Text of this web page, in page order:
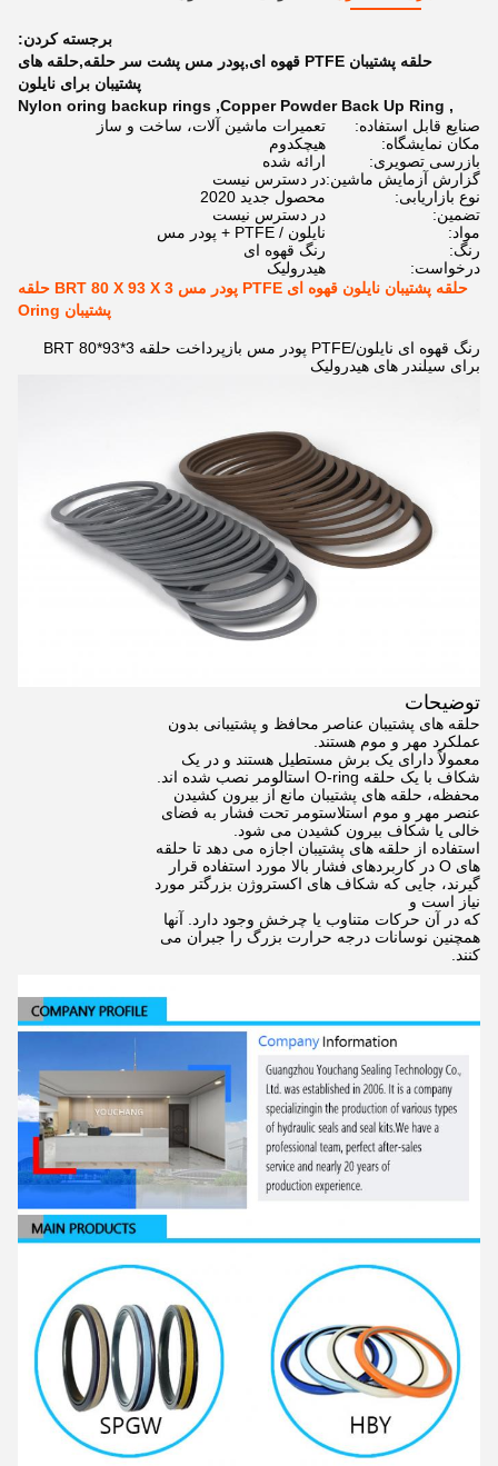
برجسته کردن:
حلقه پشتیبان PTFE قهوه ای,پودر مس پشت سر حلقه,حلقه های
پشتیبان برای نایلون
,
Copper Powder Back Up Ring
,
Nylon oring backup rings
صنایع قابل استفاده:
تعمیرات ماشین آلات، ساخت و ساز
مکان نمایشگاه:
هيچکدوم
بازرسی تصویری:
ارائه شده
گزارش آزمایش ماشین:در دسترس نیست
نوع بازاریابی:
محصول جدید 2020
تضمین:
در دسترس نیست
مواد:
نایلون / PTFE + پودر مس
رنگ:
رنگ قهوه ای
درخواست:
هیدرولیک
حلقه پشتیبان نایلون قهوه ای PTFE پودر مس BRT 80 X 93 X 3 حلقه
پشتیبان Oring
رنگ قهوه ای نایلون/PTFE پودر مس بازپرداخت حلقه BRT 80*93*3
برای سیلندر های هیدرولیک
توضیحات
حلقه های پشتیبان عناصر محافظ و پشتیبانی بدون
عملکرد مهر و موم هستند.
معمولاً دارای یک برش مستطیل هستند و در یک
شکاف با یک حلقه O-ring استالومر نصب شده اند.
محفظه، حلقه های پشتیبان مانع از بیرون کشیدن
عنصر مهر و موم استلاستومر تحت فشار به فضای
خالی یا شکاف بیرون کشیدن می شود.
استفاده از حلقه های پشتیبان اجازه می دهد تا حلقه
های O در کاربردهای فشار بالا مورد استفاده قرار
گیرند، جایی که شکاف های اکستروژن بزرگتر مورد
نیاز است و
که در آن حرکات متناوب یا چرخش وجود دارد. آنها
همچنین نوسانات درجه حرارت بزرگ را جبران می
کنند.